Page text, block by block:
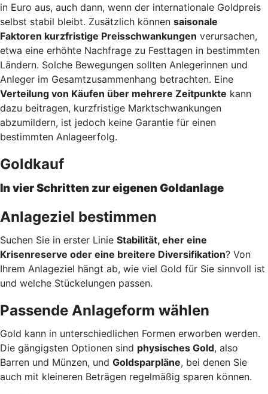
in Euro aus, auch dann, wenn der internationale Goldpreis
selbst stabil bleibt. Zusätzlich können saisonale
Faktoren kurzfristige Preisschwankungen verursachen,
etwa eine erhöhte Nachfrage zu Festtagen in bestimmten
Ländern. Solche Bewegungen sollten Anlegerinnen und
Anleger im Gesamtzusammenhang betrachten. Eine
Verteilung von Käufen über mehrere Zeitpunkte kann
dazu beitragen, kurzfristige Marktschwankungen
abzumildern, ist jedoch keine Garantie für einen
bestimmten Anlageerfolg.
Goldkauf
In vier Schritten zur eigenen Goldanlage
Anlageziel bestimmen
Suchen Sie in erster Linie Stabilität, eher eine
Krisenreserve oder eine breitere Diversifikation? Von
Ihrem Anlageziel hängt ab, wie viel Gold für Sie sinnvoll ist
und welche Stückelungen passen.
Passende Anlageform wählen
Gold kann in unterschiedlichen Formen erworben werden.
Die gängigsten Optionen sind physisches Gold, also
Barren und Münzen, und Goldsparpläne, bei denen Sie
auch mit kleineren Beträgen regelmäßig sparen können.